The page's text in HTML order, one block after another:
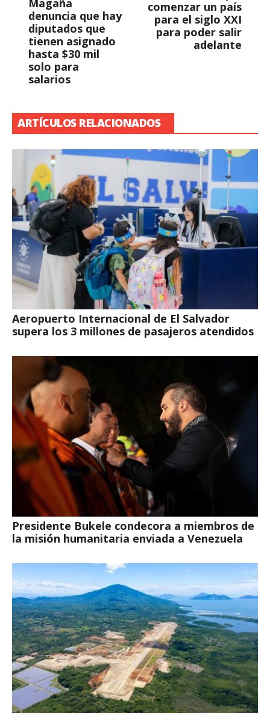
Magaña
denuncia que hay
diputados que
tienen asignado
hasta $30 mil
solo para
salarios
comenzar un país
para el siglo XXI
para poder salir
adelante
ARTÍCULOS RELACIONADOS
Aeropuerto Internacional de El Salvador
supera los 3 millones de pasajeros atendidos
Presidente Bukele condecora a miembros de
la misión humanitaria enviada a Venezuela